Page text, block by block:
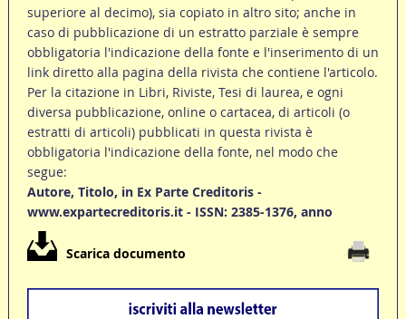
superiore al decimo), sia copiato in altro sito; anche in
caso di pubblicazione di un estratto parziale è sempre
obbligatoria l'indicazione della fonte e l'inserimento di un
link diretto alla pagina della rivista che contiene l'articolo.
Per la citazione in Libri, Riviste, Tesi di laurea, e ogni
diversa pubblicazione, online o cartacea, di articoli (o
estratti di articoli) pubblicati in questa rivista è
obbligatoria l'indicazione della fonte, nel modo che
segue:
Autore, Titolo, in Ex Parte Creditoris -
www.expartecreditoris.it - ISSN: 2385-1376, anno
Scarica documento